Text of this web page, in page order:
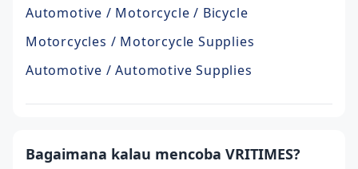
Automotive / Motorcycle / Bicycle
Motorcycles / Motorcycle Supplies
Automotive / Automotive Supplies
Bagaimana kalau mencoba VRITIMES?